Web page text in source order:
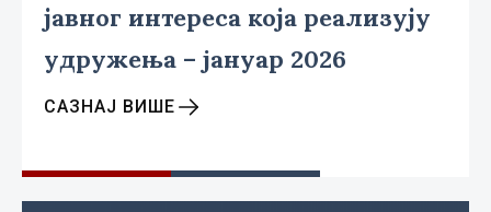
јавног интереса која реализују
удружења – jануар 2026
САЗНАЈ ВИШЕ